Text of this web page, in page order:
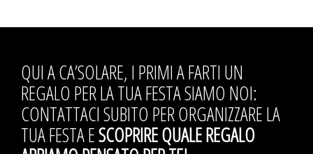
QUI A CA’SOLARE, I PRIMI A FARTI UN
REGALO PER LA TUA FESTA SIAMO NOI:
CONTATTACI SUBITO PER ORGANIZZARE LA
TUA FESTA ESCOPRIRE QUALE REGALO